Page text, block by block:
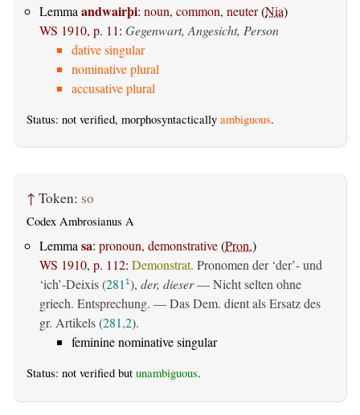
Lemma andwairþi: noun, common, neuter(Nia)
WS 1910, p. 11: Gegenwart, Angesicht, Person
dative singular
nominative plural
accusative plural
Status: not verified, morphosyntactically ambiguous.
↑ Token: so
Codex Ambrosianus A
Lemmasa: pronoun, demonstrative(Pron.)
WS 1910, p. 112: Demonstrat. Pronomen der ‘der’- und
‘ich’-Deixis (281 1), der, dieser— Nicht selten ohne
griech. Entsprechung. — Das Dem. dient als Ersatz des
gr. Artikels (281,2).
feminine nominative singular
Status: not verified but unambiguous.